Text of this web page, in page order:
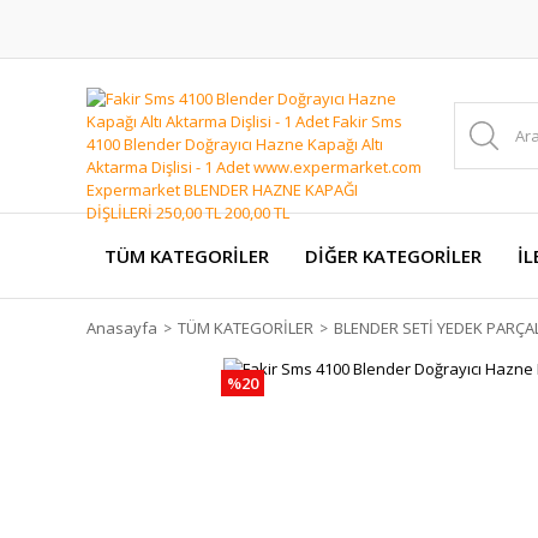
TÜM KATEGORİLER DİĞER KATEGORİLER
Anasayfa TÜM KATEGORİLER BLENDER SETİ YEDEK
%20